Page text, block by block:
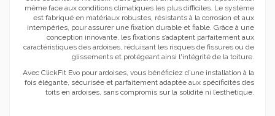
même face aux conditions climatiques les plus difficiles. Le système
est fabriqué en matériaux robustes, résistants à la corrosion et aux
intempéries, pour assurer une fixation durable et fiable. Grâce à une
conception innovante, les fixations s’adaptent parfaitement aux
caractéristiques des ardoises, réduisant les risques de fissures ou de
glissements et protégeant ainsi l'intégrité de la toiture.
Avec ClickFit Evo pour ardoises, vous bénéficiez d’une installation à la
fois élégante, sécurisée et parfaitement adaptée aux spécificités des
toits en ardoises, sans compromis sur la solidité ni l’esthétique.